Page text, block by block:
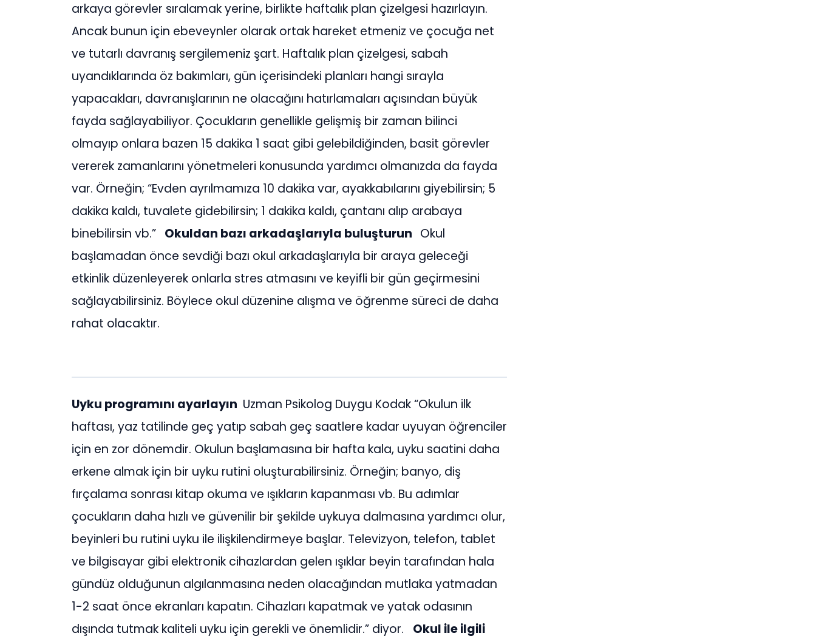
arkaya görevler sıralamak yerine, birlikte haftalık plan çizelgesi hazırlayın.
Ancak bunun için ebeveynler olarak ortak hareket etmeniz ve çocuğa net
ve tutarlı davranış sergilemeniz şart. Haftalık plan çizelgesi, sabah
uyandıklarında öz bakımları, gün içerisindeki planları hangi sırayla
yapacakları, davranışlarının ne olacağını hatırlamaları açısından büyük
fayda sağlayabiliyor. Çocukların genellikle gelişmiş bir zaman bilinci
olmayıp onlara bazen 15 dakika 1 saat gibi gelebildiğinden, basit görevler
vererek zamanlarını yönetmeleri konusunda yardımcı olmanızda da fayda
var. Örneğin; “Evden ayrılmamıza 10 dakika var, ayakkabılarını giyebilirsin; 5
dakika kaldı, tuvalete gidebilirsin; 1 dakika kaldı, çantanı alıp arabaya
binebilirsin vb.” Okuldan bazı arkadaşlarıyla buluşturun Okul
başlamadan önce sevdiği bazı okul arkadaşlarıyla bir araya geleceği
etkinlik düzenleyerek onlarla stres atmasını ve keyifli bir gün geçirmesini
sağlayabilirsiniz. Böylece okul düzenine alışma ve öğrenme süreci de daha
rahat olacaktır.
Uyku programını ayarlayın Uzman Psikolog Duygu Kodak “Okulun ilk
haftası, yaz tatilinde geç yatıp sabah geç saatlere kadar uyuyan öğrenciler
için en zor dönemdir. Okulun başlamasına bir hafta kala, uyku saatini daha
erkene almak için bir uyku rutini oluşturabilirsiniz. Örneğin; banyo, diş
fırçalama sonrası kitap okuma ve ışıkların kapanması vb. Bu adımlar
çocukların daha hızlı ve güvenilir bir şekilde uykuya dalmasına yardımcı olur,
beyinleri bu rutini uyku ile ilişkilendirmeye başlar. Televizyon, telefon, tablet
ve bilgisayar gibi elektronik cihazlardan gelen ışıklar beyin tarafından hala
gündüz olduğunun algılanmasına neden olacağından mutlaka yatmadan
1-2 saat önce ekranları kapatın. Cihazları kapatmak ve yatak odasının
dışında tutmak kaliteli uyku için gerekli ve önemlidir.” diyor. Okul ile ilgili